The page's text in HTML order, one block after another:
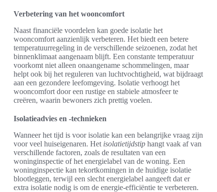
Verbetering van het wooncomfort
Naast financiële voordelen kan goede isolatie het
wooncomfort aanzienlijk verbeteren. Het biedt een betere
temperatuurregeling in de verschillende seizoenen, zodat het
binnenklimaat aangenaam blijft. Een constante temperatuur
voorkomt niet alleen onaangename schommelingen, maar
helpt ook bij het reguleren van luchtvochtigheid, wat bijdraagt
aan een gezondere leefomgeving. Isolatie verhoogt het
wooncomfort door een rustige en stabiele atmosfeer te
creëren, waarin bewoners zich prettig voelen.
Isolatieadvies en -technieken
Wanneer het tijd is voor isolatie kan een belangrijke vraag zijn
voor veel huiseigenaren. Het isolatietijdstip hangt vaak af van
verschillende factoren, zoals de resultaten van een
woninginspectie of het energielabel van de woning. Een
woninginspectie kan tekortkomingen in de huidige isolatie
blootleggen, terwijl een slecht energielabel aangeeft dat er
extra isolatie nodig is om de energie-efficiëntie te verbeteren.